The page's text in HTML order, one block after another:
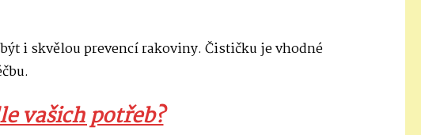
i skvělou prevencí rakoviny. Čističku je vhodné
vašich potřeb?